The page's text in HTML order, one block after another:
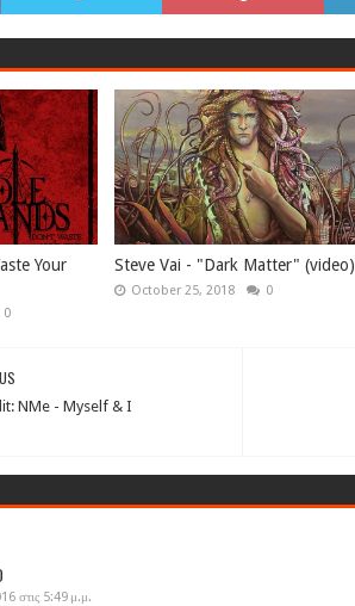
Your
0
Steve Vai - "Dark Matter" (video)
October 25, 2018 0
NMe - Myself & I
στις 5:49 μ.μ.